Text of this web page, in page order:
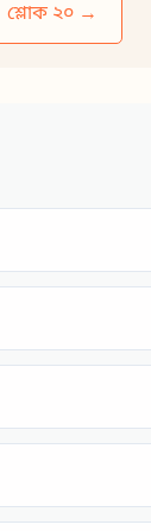
শ্লোক ২০ →